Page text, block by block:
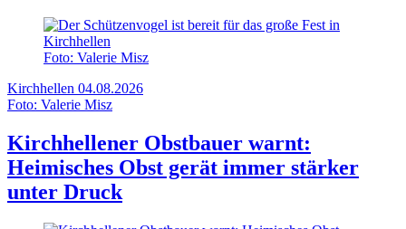
Foto: Valerie Misz
Kirchhellen 04.08.2026
Foto: Valerie Misz
Kirchhellener Obstbauer warnt:
Heimisches Obst gerät immer stärker
unter Druck